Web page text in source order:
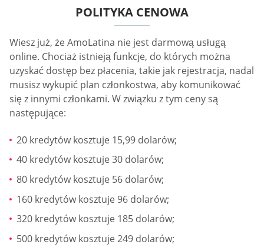
POLITYKA CENOWA
Wiesz już, że AmoLatina nie jest darmową usługą
online. Chociaż istnieją funkcje, do których można
uzyskać dostęp bez płacenia, takie jak rejestracja, nadal
musisz wykupić plan członkostwa, aby komunikować
się z innymi członkami. W związku z tym ceny są
następujące:
20 kredytów kosztuje 15,99 dolarów;
40 kredytów kosztuje 30 dolarów;
80 kredytów kosztuje 56 dolarów;
160 kredytów kosztuje 96 dolarów;
320 kredytów kosztuje 185 dolarów;
500 kredytów kosztuje 249 dolarów;